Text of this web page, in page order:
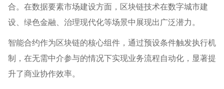
合。在数据要素市场建设方面，区块链技术在数字城市建
设、绿色金融、治理现代化等场景中展现出广泛潜力。
智能合约作为区块链的核心组件，通过预设条件触发执行机
制，在无需中介参与的情况下实现业务流程自动化，显著提
升了商业协作效率。